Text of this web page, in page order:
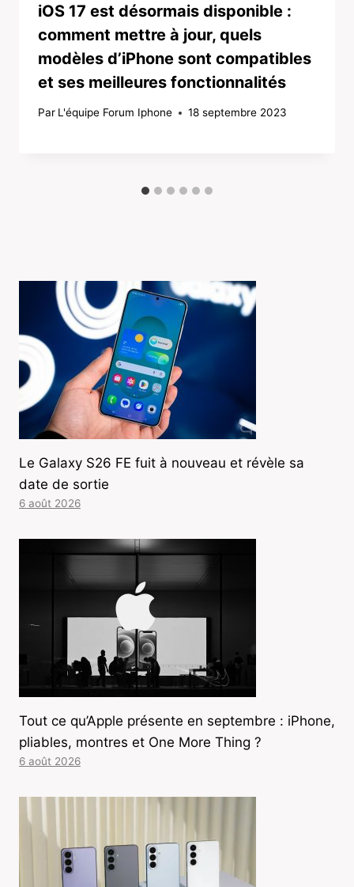
iOS 17 est désormais disponible :
comment mettre à jour, quels
modèles d’iPhone sont compatibles
et ses meilleures fonctionnalités
Par L'équipe Forum Iphone 18 septembre 2023
Le Galaxy S26 FE fuit à nouveau et révèle sa
date de sortie
6 août 2026
Tout ce qu’Apple présente en septembre : iPhone,
pliables, montres et One More Thing ?
6 août 2026